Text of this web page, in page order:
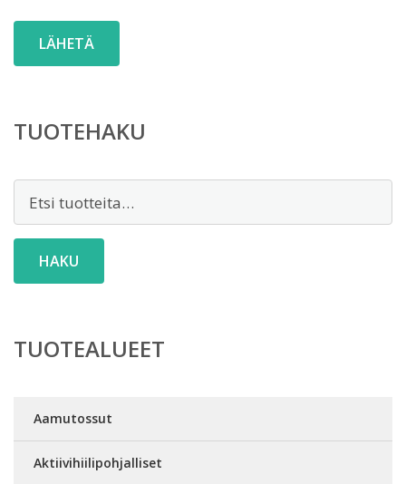
TUOTEHAKU
HAKU
TUOTEALUEET
Aamutossut
Aktiivihiilipohjalliset